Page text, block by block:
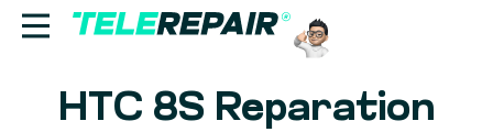
Reparation
HTC 8S Reparation